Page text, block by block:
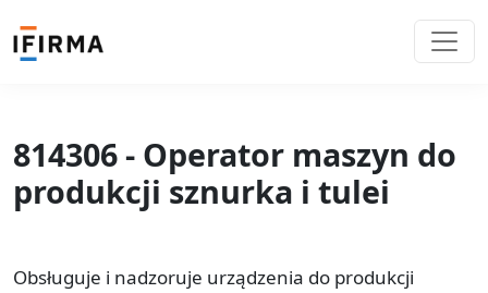
814306 - Operator maszyn do
produkcji sznurka i tulei
Obsługuje i nadzoruje urządzenia do produkcji